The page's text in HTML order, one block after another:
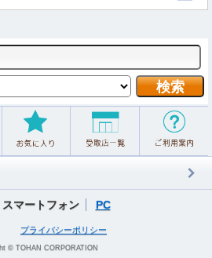
スマートフォン PC
プライバシーポリシー
© TOHAN CORPORATION